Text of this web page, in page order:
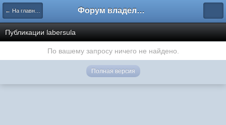
← На главную Форум владельцев интернет-магазинов
Публикации labersula
По вашему запросу ничего не найдено.
Полная версия